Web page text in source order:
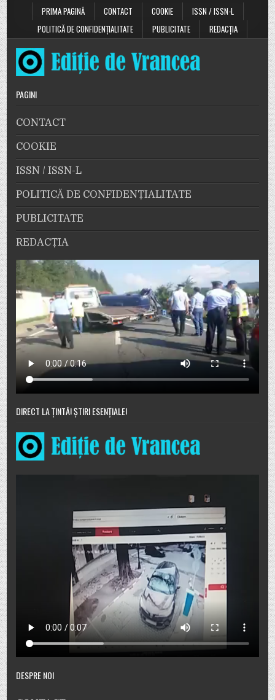
PRIMA PAGINĂ
CONTACT COOKIE
ISSN / ISSN-L
POLITICĂ DE CONFIDENȚIALITATE
PUBLICITATE REDACȚIA
PAGINI
CONTACT
COOKIE
ISSN / ISSN-L
POLITICĂ DE CONFIDENȚIALITATE
PUBLICITATE
REDACȚIA
DIRECT LA ȚINTĂ! ȘTIRI ESENȚIALE!
DESPRE NOI